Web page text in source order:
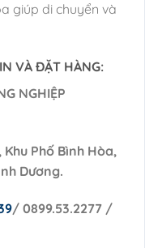
giúp di chuyển và
VÀ ĐẶT HÀNG:
NGHIỆP
Phố Bình Hòa,
Dương.
/ 0899.53.2277 /